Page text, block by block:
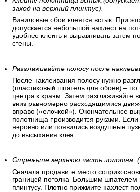
Проведите на стене строго
обозначит границу первой поклеенной
Для точности линии используйте
или уровень.
Виниловые обои клеятся встык. При
допускается небольшой нахлест на
удобнее клеить и выравнивать затем
стены.
Разглаживайте полосу после
После наклеивания полосу нужно
(пластиковый шпатель для обоев) – по
вниз равномерно расходящимися
вправо («елочкой»). Окончательное
полотнища производится руками.
неровно или появились воздушные
до высыхания клея.